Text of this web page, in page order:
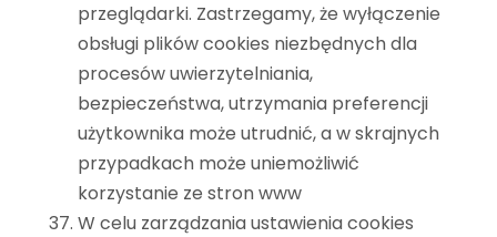
przeglądarki. Zastrzegamy, że wyłączenie
obsługi plików cookies niezbędnych dla
procesów uwierzytelniania,
bezpieczeństwa, utrzymania preferencji
użytkownika może utrudnić, a w skrajnych
przypadkach może uniemożliwić
korzystanie ze stron www
W celu zarządzania ustawienia cookies